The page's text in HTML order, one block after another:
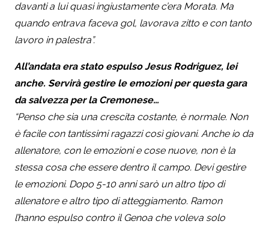
davanti a lui quasi ingiustamente c’era Morata. Ma
quando entrava faceva gol, lavorava zitto e con tanto
lavoro in palestra”.
All’andata era stato espulso Jesus Rodriguez, lei
anche. Servirà gestire le emozioni per questa gara
da salvezza per la Cremonese…
“Penso che sia una crescita costante, è normale. Non
è facile con tantissimi ragazzi così giovani. Anche io da
allenatore, con le emozioni e cose nuove, non è la
stessa cosa che essere dentro il campo. Devi gestire
le emozioni. Dopo 5-10 anni sarò un altro tipo di
allenatore e altro tipo di atteggiamento. Ramon
l’hanno espulso contro il Genoa che voleva solo